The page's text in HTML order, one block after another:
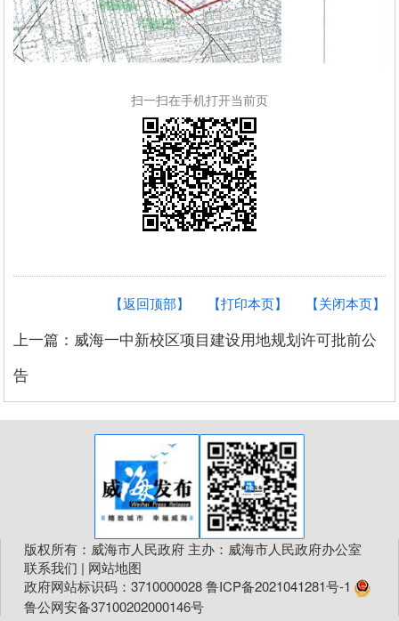
扫一扫在手机打开当前页
【关闭本页】
【打印本页】
【返回顶部】
上一篇：威海一中新校区项目建设用地规划许可批前公
告
版权所有：威海市人民政府 主办：威海市人民政府办公室
联系我们 | 网站地图
政府网站标识码：3710000028鲁ICP备2021041281号-1
鲁公网安备37100202000146号